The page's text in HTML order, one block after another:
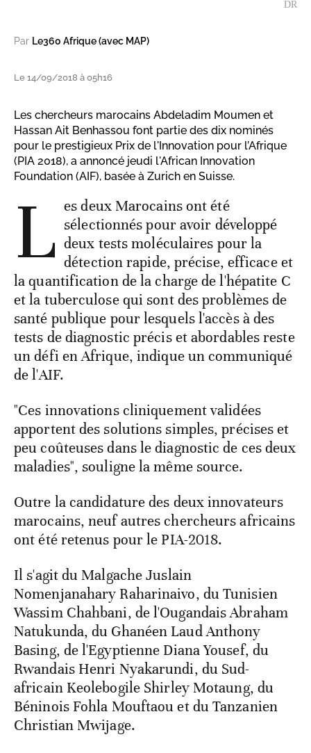
DR
Par Le360 Afrique (avec MAP)
Le 14/09/2018 à 05h16
Les chercheurs marocains Abdeladim Moumen et
Hassan Ait Benhassou font partie des dix nominés
pour le prestigieux Prix de l'Innovation pour l’Afrique
(PIA 2018), a annoncé jeudi l'African Innovation
Foundation (AIF), basée à Zurich en Suisse.
L es deux Marocains ont été
sélectionnés pour avoir développé
deux tests moléculaires pour la
détection rapide, précise, efficace et
la quantification de la charge de l'hépatite C
et la tuberculose qui sont des problèmes de
santé publique pour lesquels l'accès à des
tests de diagnostic précis et abordables reste
un défi en Afrique, indique un communiqué
de l'AIF.
"Ces innovations cliniquement validées
apportent des solutions simples, précises et
peu coûteuses dans le diagnostic de ces deux
maladies", souligne la même source.
Outre la candidature des deux innovateurs
marocains, neuf autres chercheurs africains
ont été retenus pour le PIA-2018.
Il s'agit du Malgache Juslain
Nomenjanahary Raharinaivo, du Tunisien
Wassim Chahbani, de l'Ougandais Abraham
Natukunda, du Ghanéen Laud Anthony
Basing, de l'Egyptienne Diana Yousef, du
Rwandais Henri Nyakarundi, du Sud-
africain Keolebogile Shirley Motaung, du
Béninois Fohla Mouftaou et du Tanzanien
Christian Mwijage.